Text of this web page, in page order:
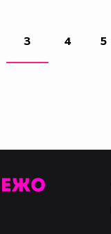
3 4 5